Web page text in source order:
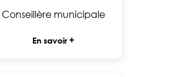
Conseillère municipale
En savoir +